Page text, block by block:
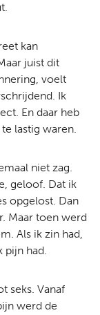
kan
juist dit
voelt
Ik
En daar heb
lastig waren.
niet zag.
geloof. Dat ik
opgelost. Dan
Maar toen werd
Als ik zin had,
pijn had.
seks. Vanaf
werd de